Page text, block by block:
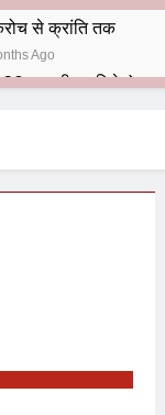
से क्रांति तक
Ago
एव अद्वीतीय है महात्मा गांधी (पुण्य तिथि-30 जनवरी पर विशेष)
में बढ़ते कदम
‘शरण’ (संपादक)
सिन्दूर)